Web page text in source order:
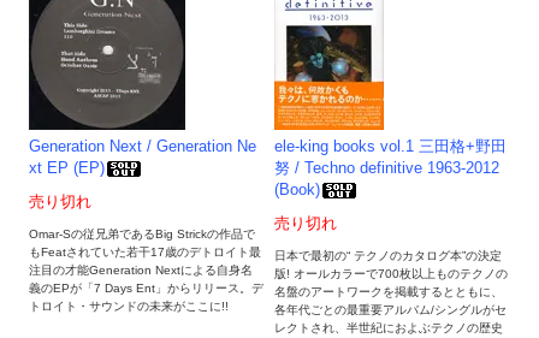
Generation Next / Generation Ne
xt EP (EP)
売り切れ
Omar-Sの従兄弟であるBig Strickの作品で
もFeatされていた若干17歳のデトロイト最
注目の才能Generation Nextによる自身名
義のEPが「7 Days Ent」からリリース。デ
トロイト・サウンドの未来がここに!!
ele-king books vol.1 三田格+野田
努 / Techno definitive 1963-2012
(Book)
売り切れ
日本で最初の“ テクノのカタログ本”の決定
版! オールカラーで700枚以上ものテクノの
名盤のアートワークを掲載するとともに、
各年代ごとの最重要アルバム/シングルがセ
レクトされ、半世紀におよぶテクノの歴史